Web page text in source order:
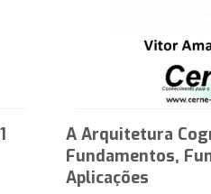
A Arquitetura
Fundamentos,
Aplicações